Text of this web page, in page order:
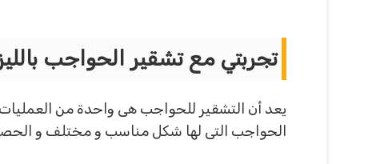
تجربتي مع تشقير الحواجب
يعد أن التشقير للحواجب هى واحدة من العمليات
الحواجب التى لها شكل مناسب و مختلف و